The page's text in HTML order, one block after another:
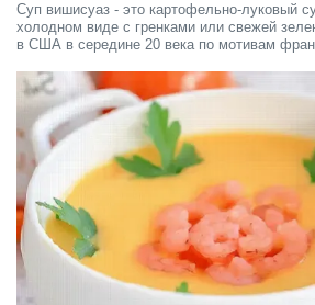
Суп вишисуаз - это картофельно-луковый
холодном виде с гренками или свежей
в США в середине 20 века по мотивам